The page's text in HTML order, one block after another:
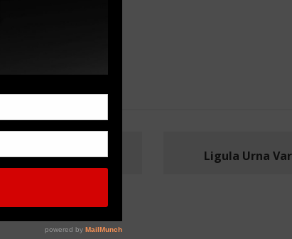
Malesiada Eti Ligula Urna